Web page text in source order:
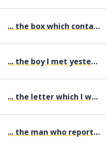
... the box which contained the diamonds
... the boy I met yesterday
... the letter which I wrote this morning
... the man who reported the problem